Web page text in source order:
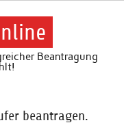
Beantragung
beantragen.